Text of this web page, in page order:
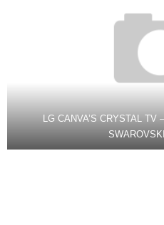
LG CANVA’S CRYSTAL TV